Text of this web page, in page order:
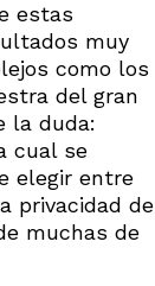
estas
muy
como los
del gran
la duda:
cual se
elegir entre
privacidad de
muchas de